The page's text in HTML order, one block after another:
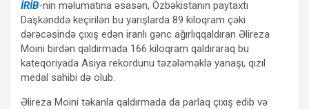
İRİB-nin məlumatına əsasən, Özbəkistanın paytaxtı
Daşkənddə keçirilən bu yarışlarda 89 kiloqram çəki
dərəcəsində çıxış edən iranlı gənc ağırlıqqaldıran Əlireza
Moini birdən qaldırmada 166 kiloqram qaldıraraq bu
kateqoriyada Asiya rekordunu təzələməklə yanaşı, qızıl
medal sahibi də olub.
Əlireza Moini təkanla qaldırmada da parlaq çıxış edib və